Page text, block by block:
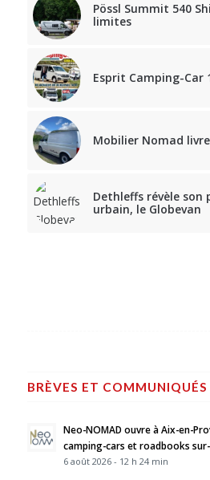
Pössl Summit 540
limites
Esprit Camping-Car
Mobilier Nomad
Dethleffs révèle son
urbain, le Globevan
BRÈVES ET COMMUNIQUÉS
Neo-NOMAD ouvre à Aix-en-
camping-cars et roadbooks
6 août 2026 - 12 h 24 min